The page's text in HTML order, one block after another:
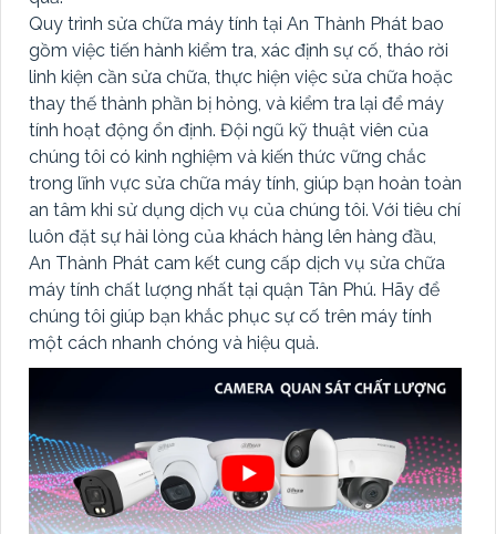
Quy trình sửa chữa máy tính tại An Thành Phát bao
gồm việc tiến hành kiểm tra, xác định sự cố, tháo rời
linh kiện cần sửa chữa, thực hiện việc sửa chữa hoặc
thay thế thành phần bị hỏng, và kiểm tra lại để máy
tính hoạt động ổn định. Đội ngũ kỹ thuật viên của
chúng tôi có kinh nghiệm và kiến thức vững chắc
trong lĩnh vực sửa chữa máy tính, giúp bạn hoàn toàn
an tâm khi sử dụng dịch vụ của chúng tôi. Với tiêu chí
luôn đặt sự hài lòng của khách hàng lên hàng đầu,
An Thành Phát cam kết cung cấp dịch vụ sửa chữa
máy tính chất lượng nhất tại quận Tân Phú. Hãy để
chúng tôi giúp bạn khắc phục sự cố trên máy tính
một cách nhanh chóng và hiệu quả.